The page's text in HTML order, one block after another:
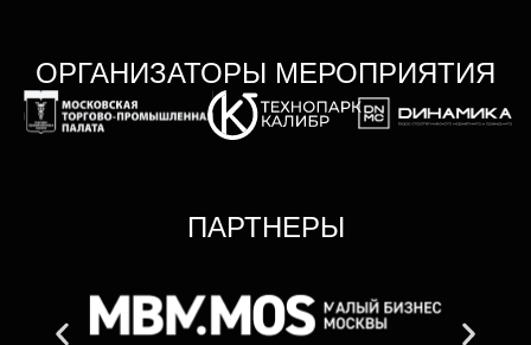
ОРГАНИЗАТОРЫ МЕРОПРИЯТИЯ
ПАРТНЕРЫ